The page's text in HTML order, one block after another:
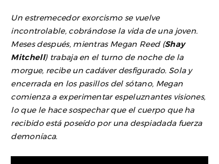
Un estremecedor exorcismo se vuelve
incontrolable, cobrándose la vida de una joven.
Meses después, mientras Megan Reed (Shay
Mitchell) trabaja en el turno de noche de la
morgue, recibe un cadáver desfigurado. Sola y
encerrada en los pasillos del sótano, Megan
comienza a experimentar espeluznantes visiones,
lo que le hace sospechar que el cuerpo que ha
recibido está poseído por una despiadada fuerza
demoníaca.